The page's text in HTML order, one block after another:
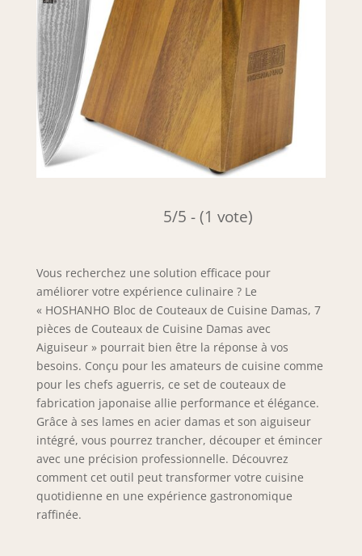
5/5 - (1 vote)
Vous recherchez une solution efficace pour
améliorer votre expérience culinaire ? Le
« HOSHANHO Bloc de Couteaux de Cuisine Damas, 7
pièces de Couteaux de Cuisine Damas avec
Aiguiseur » pourrait bien être la réponse à vos
besoins. Conçu pour les amateurs de cuisine comme
pour les chefs aguerris, ce set de couteaux de
fabrication japonaise allie performance et élégance.
Grâce à ses lames en acier damas et son aiguiseur
intégré, vous pourrez trancher, découper et émincer
avec une précision professionnelle. Découvrez
comment cet outil peut transformer votre cuisine
quotidienne en une expérience gastronomique
raffinée.